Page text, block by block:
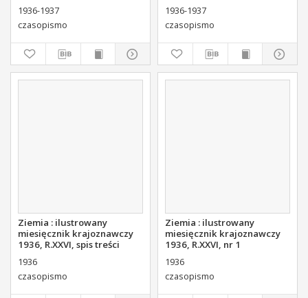
dodatek do "Głosu
Nauczycielskiego" 1936, R.
1936-1937
czasopismo
dodatek do "Głosu
Nauczycielskiego" 1936, R.
1936-1937
czasopismo
Ziemia : ilustrowany
miesięcznik krajoznawczy
1936, R.XXVI, spis treści
1936
czasopismo
Ziemia : ilustrowany
miesięcznik krajoznawczy
1936, R.XXVI, nr 1
1936
czasopismo